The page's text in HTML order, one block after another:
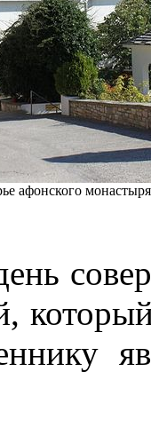
афонского